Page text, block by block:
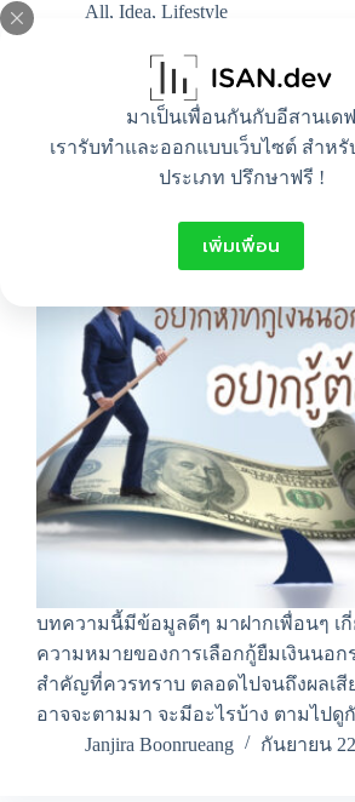
มาเป็นเพื่อนกันกับอีสานเดฟ
เรารับทำและออกแบบเว็บไซต์ สำห
ประเภท ปรึกษาฟรี !
เพิ่มเพื่อน
All, Idea, Lifestyle
อยากหาที่กู้เงินนอกระบบเลือกที่ไหนดี?
บทความนี้มีข้อมูลดีๆ มาฝากเพื่อนๆ เกี่
ความหมายของการเลือกกู้ยืมเงินนอก
สำคัญที่ควรทราบ ตลอดไปจนถึงผลเสี
อาจจะตามมา จะมีอะไรบ้าง ตามไปดู
Janjira Boonrueang
กันยายน